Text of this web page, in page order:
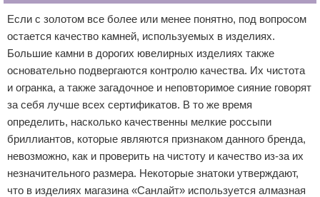
Если с золотом все более или менее понятно, под вопросом
остается качество камней, используемых в изделиях.
Большие камни в дорогих ювелирных изделиях также
основательно подвергаются контролю качества. Их чистота
и огранка, а также загадочное и неповторимое сияние говорят
за себя лучше всех сертификатов. В то же время
определить, насколько качественны мелкие россыпи
бриллиантов, которые являются признаком данного бренда,
невозможно, как и проверить на чистоту и качество из-за их
незначительного размера. Некоторые знатоки утверждают,
что в изделиях магазина «Санлайт» используется алмазная